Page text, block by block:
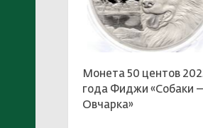
Монета 50 центов
года Фиджи «Собаки
Овчарка»